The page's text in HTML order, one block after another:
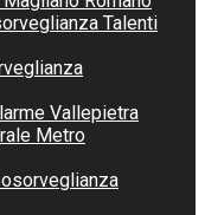
Talenti
Vallepietra
Metro